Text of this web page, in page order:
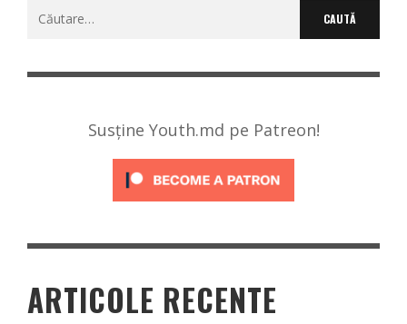
Caută
Susține Youth.md pe Patreon!
ARTICOLE RECENTE